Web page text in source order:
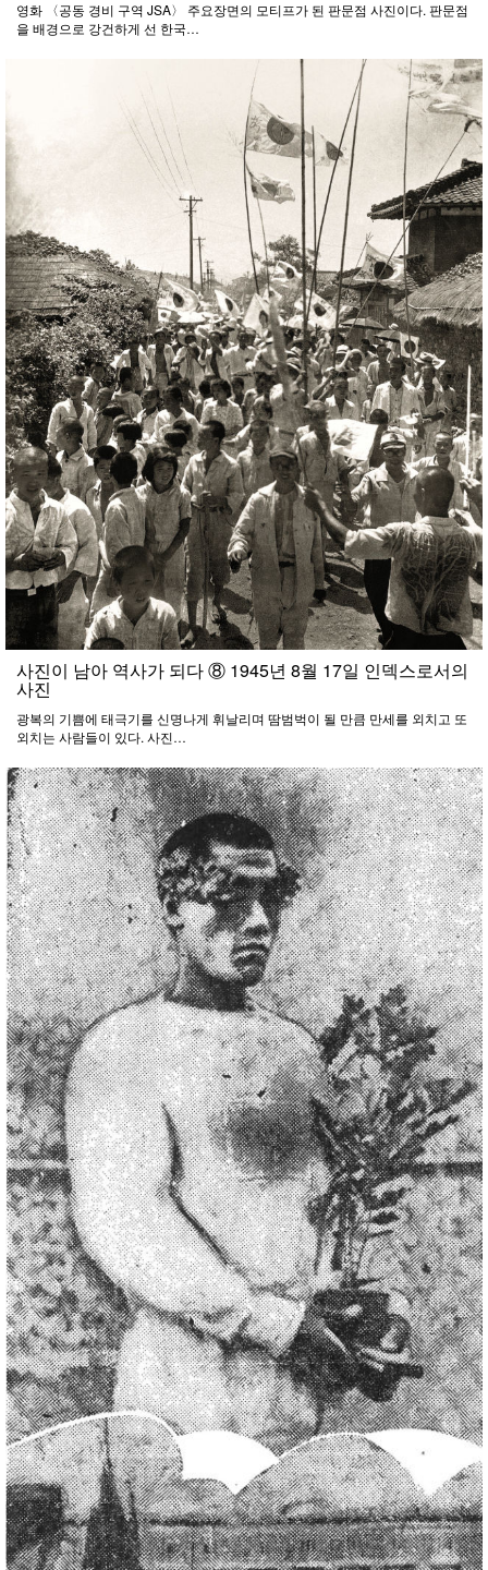
영화 〈공동 경비 구역 JSA〉 주요장면의 모티프가 된 판문점 사진이다. 판문점
을 배경으로 강건하게 선 한국…
사진이 남아 역사가 되다 ⑧ 1945년 8월 17일 인덱스로서의
사진
광복의 기쁨에 태극기를 신명나게 휘날리며 땀범벅이 될 만큼 만세를 외치고 또
외치는 사람들이 있다. 사진…